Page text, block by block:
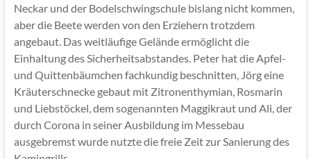
Neckar und der Bodelschwingschule bislang nicht kommen,
aber die Beete werden von den Erziehern trotzdem
angebaut. Das weitläufige Gelände ermöglicht die
Einhaltung des Sicherheitsabstandes. Peter hat die Apfel-
und Quittenbäumchen fachkundig beschnitten, Jörg eine
Kräuterschnecke gebaut mit Zitronenthymian, Rosmarin
und Liebstöckel, dem sogenannten Maggikraut und Ali, der
durch Corona in seiner Ausbildung im Messebau
ausgebremst wurde nutzte die freie Zeit zur Sanierung des